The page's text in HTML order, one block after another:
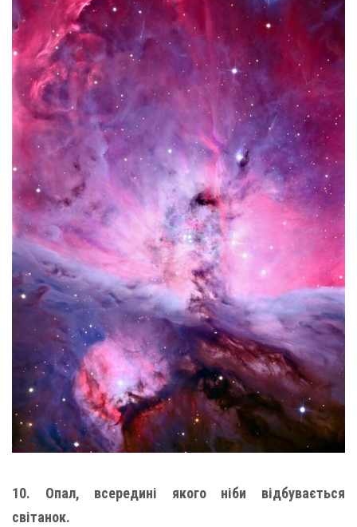
10. Опал, всередині якого ніби відбувається
світанок.